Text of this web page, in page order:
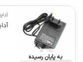
به پایان رسیده
آداپتور